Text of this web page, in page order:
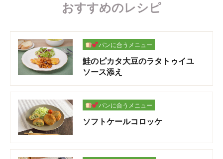
おすすめのレシピ
パンに合うメニュー
鮭のピカタ大豆のラタトゥイユ
ソース添え
パンに合うメニュー
ソフトケールコロッケ